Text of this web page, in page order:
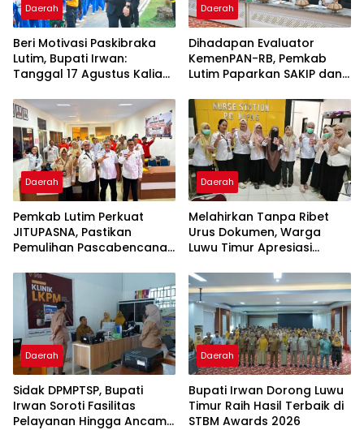
Daerah
Beri Motivasi Paskibraka
Lutim, Bupati Irwan:
Tanggal 17 Agustus Kalian
Daerah
Dihadapan Evaluator
KemenPAN-RB, Pemkab
Lutim Paparkan SAKIP dan
Daerah
Pemkab Lutim Perkuat
JITUPASNA, Pastikan
Pemulihan Pascabencana
Daerah
Melahirkan Tanpa Ribet
Urus Dokumen, Warga
Luwu Timur Apresiasi
Daerah
Sidak DPMPTSP, Bupati
Irwan Soroti Fasilitas
Pelayanan Hingga Ancam
Daerah
Bupati Irwan Dorong Luwu
Timur Raih Hasil Terbaik di
STBM Awards 2026